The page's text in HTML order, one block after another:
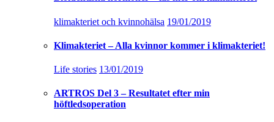
klimakteriet och kvinnohälsa 19/01/2019
Klimakteriet – Alla kvinnor kommer i klimakteriet!
Life stories 13/01/2019
ARTROS Del 3 – Resultatet efter min
höftledsoperation